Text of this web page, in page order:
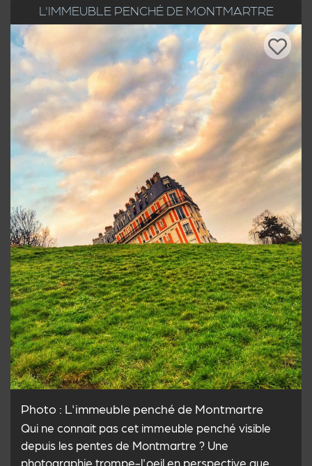
L'IMMEUBLE PENCHÉ DE MONTMARTRE
Photo : L'immeuble penché de Montmartre
Qui ne connait pas cet immeuble penché visible
depuis les pentes de Montmartre ? Une
photographie trompe-l'oeil en perspective que